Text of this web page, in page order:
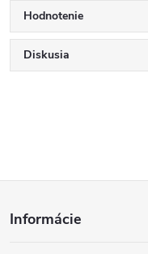
Hodnotenie
Diskusia
Informácie